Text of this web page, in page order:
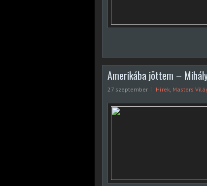
Amerikába jöttem –
27 szeptember Hírek, Masters